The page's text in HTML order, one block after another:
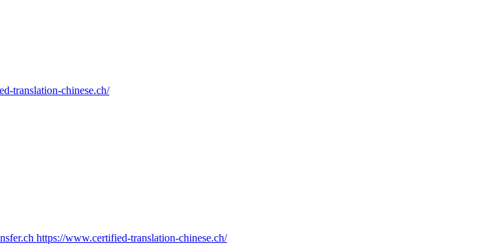
translation-chinese.ch/
https://www.certified-translation-chinese.ch/